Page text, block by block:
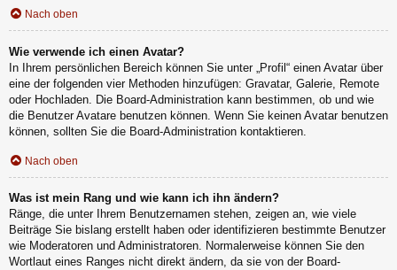
Nach oben
Wie verwende ich einen Avatar?
In Ihrem persönlichen Bereich können Sie unter „Profil“ einen Avatar über
eine der folgenden vier Methoden hinzufügen: Gravatar, Galerie, Remote
oder Hochladen. Die Board-Administration kann bestimmen, ob und wie
die Benutzer Avatare benutzen können. Wenn Sie keinen Avatar benutzen
können, sollten Sie die Board-Administration kontaktieren.
Nach oben
Was ist mein Rang und wie kann ich ihn ändern?
Ränge, die unter Ihrem Benutzernamen stehen, zeigen an, wie viele
Beiträge Sie bislang erstellt haben oder identifizieren bestimmte Benutzer
wie Moderatoren und Administratoren. Normalerweise können Sie den
Wortlaut eines Ranges nicht direkt ändern, da sie von der Board-